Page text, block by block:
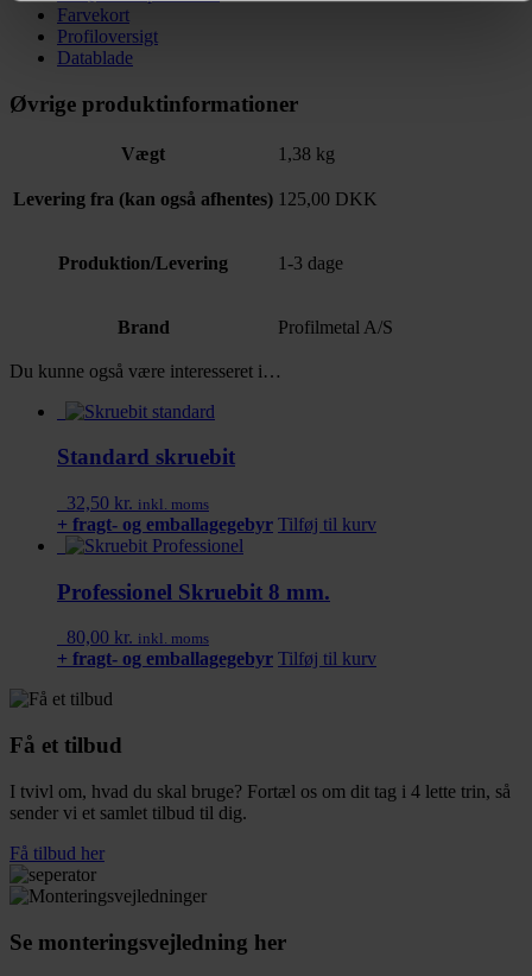
Farvekort
Profiloversigt
Datablade
Øvrige produktinformationer
Vægt 1,38 kg
Levering fra (kan også afhentes) 125,00 DKK
Produktion/Levering 1-3 dage
Brand Profilmetal A/S
Du kunne også være interesseret i…
Standard skruebit
32,50 kr. inkl. moms
+ fragt- og emballagegebyr Tilføj til kurv
Professionel Skruebit 8 mm.
80,00 kr. inkl. moms
+ fragt- og emballagegebyr Tilføj til kurv
Få et tilbud
I tvivl om, hvad du skal bruge? Fortæl os om dit tag i 4 lette trin, så
sender vi et samlet tilbud til dig.
Få tilbud her
Se monteringsvejledning her